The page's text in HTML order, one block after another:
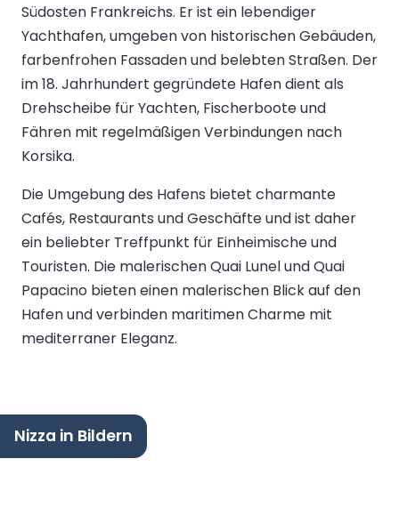
Südosten Frankreichs. Er ist ein lebendiger
Yachthafen, umgeben von historischen Gebäuden,
farbenfrohen Fassaden und belebten Straßen. Der
im 18. Jahrhundert gegründete Hafen dient als
Drehscheibe für Yachten, Fischerboote und
Fähren mit regelmäßigen Verbindungen nach
Korsika.
Die Umgebung des Hafens bietet charmante
Cafés, Restaurants und Geschäfte und ist daher
ein beliebter Treffpunkt für Einheimische und
Touristen. Die malerischen Quai Lunel und Quai
Papacino bieten einen malerischen Blick auf den
Hafen und verbinden maritimen Charme mit
mediterraner Eleganz.
Nizza in Bildern